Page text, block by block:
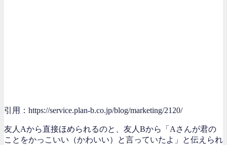
引用：https://service.plan-b.co.jp/blog/marketing/2120/
友人Aから直接ほめられるのと、友人Bから「Aさんが君の
ことをかっこいい（かわいい）と言っていたよ」と伝えられ